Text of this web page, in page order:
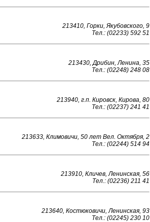
213410, Горки, Якубовского, 9
Тел.: (02233) 592 51
213430, Дрибин, Ленина, 35
Тел.: (02248) 248 08
213940, г.п. Кировск, Кирова, 80
Тел.: (02237) 241 41
213633, Климовичи, 50 лет Вел. Октября, 2
Тел.: (02244) 514 94
213910, Кличев, Ленинская, 56
Тел.: (02236) 211 41
213640, Костюковичи, Ленинская, 93
Тел.: (02245) 230 10